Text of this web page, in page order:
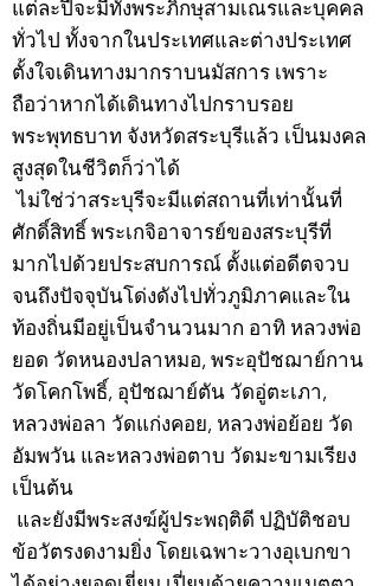
แต่ละปีจะมีทั้งพระภิกษุสามเณรและบุคคล
ทั่วไป ทั้งจากในประเทศและต่างประเทศ
ตั้งใจเดินทางมากราบนมัสการ เพราะ
ถือว่าหากได้เดินทางไปกราบรอย
พระพุทธบาท จังหวัดสระบุรีแล้ว เป็นมงคล
สูงสุดในชีวิตก็ว่าได้
ไม่ใช่ว่าสระบุรีจะมีแต่สถานที่เท่านั้นที่
ศักดิ์สิทธิ์ พระเกจิอาจารย์ของสระบุรีที่
มากไปด้วยประสบการณ์ ตั้งแต่อดีตจวบ
จนถึงปัจจุบันโด่งดังไปทั่วภูมิภาคและใน
ท้องถิ่นมีอยู่เป็นจำนวนมาก อาทิ หลวงพ่อ
ยอด วัดหนองปลาหมอ, พระอุปัชฌาย์กาน
วัดโคกโพธิ์, อุปัชฌาย์ตัน วัดอู่ตะเภา,
หลวงพ่อลา วัดแก่งคอย, หลวงพ่อย้อย วัด
อัมพวัน และหลวงพ่อตาบ วัดมะขามเรียง
เป็นต้น
และยังมีพระสงฆ์ผู้ประพฤติดี ปฏิบัติชอบ
ข้อวัตรงดงามยิ่ง โดยเฉพาะวางอุเบกขา